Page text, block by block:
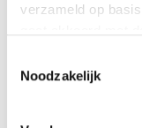
verzameld op
Noodzakelijk